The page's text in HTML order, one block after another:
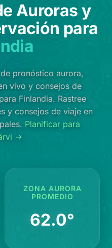
Auroras y
para
pronóstico aurora,
vivo y consejos de
Finlandia. Rastree
y consejos de viaje en
Planificar para
→
ZONA AURORA
PROMEDIO
62.0°